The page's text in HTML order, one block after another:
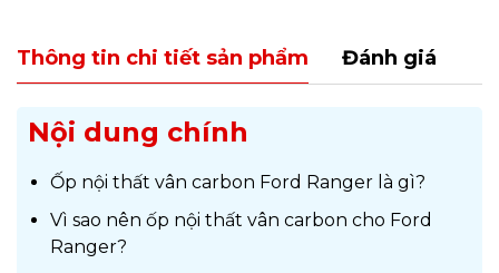
Thông tin chi tiết sản phẩm Đánh giá
Nội dung chính
Ốp nội thất vân carbon Ford Ranger là gì?
Vì sao nên ốp nội thất vân carbon cho Ford
Ranger?